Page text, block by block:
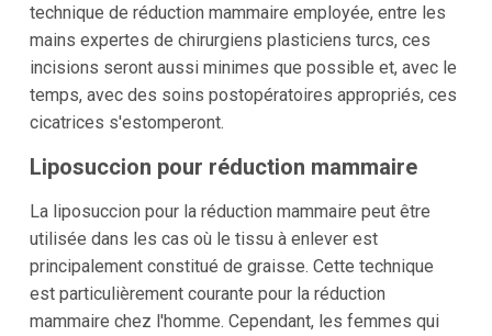
technique de réduction mammaire employée, entre les
mains expertes de chirurgiens plasticiens turcs, ces
incisions seront aussi minimes que possible et, avec le
temps, avec des soins postopératoires appropriés, ces
cicatrices s'estomperont.
Liposuccion pour réduction mammaire
La liposuccion pour la réduction mammaire peut être
utilisée dans les cas où le tissu à enlever est
principalement constitué de graisse. Cette technique
est particulièrement courante pour la réduction
mammaire chez l'homme. Cependant, les femmes qui